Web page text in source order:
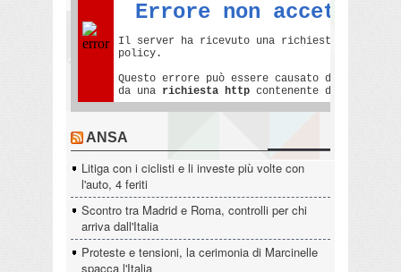
ANSA
Litiga con i ciclisti e li investe più volte con
l'auto, 4 feriti
Scontro tra Madrid e Roma, controlli per chi
arriva dall'Italia
Proteste e tensioni, la cerimonia di Marcinelle
spacca l'Italia